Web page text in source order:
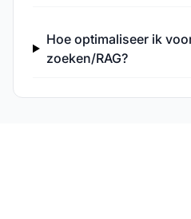
Hoe optimaliseer ik
zoeken/RAG?